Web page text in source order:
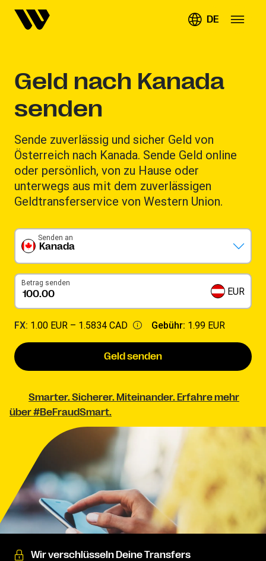
DE
Geld nach Kanada
senden
Sende zuverlässig und sicher Geld von
Österreich nach Kanada. Sende Geld online
oder persönlich, von zu Hause oder
unterwegs aus mit dem zuverlässigen
Geldtransferservice von Western Union.
Kanada
Senden an
Betrag senden
EUR
FX: 1.00 EUR – 1.5834 CAD Gebühr: 1.99 EUR
Geld senden
Smarter. Sicherer. Miteinander. Erfahre mehr
über #BeFraudSmart.
Wir verschlüsseln Deine Transfers